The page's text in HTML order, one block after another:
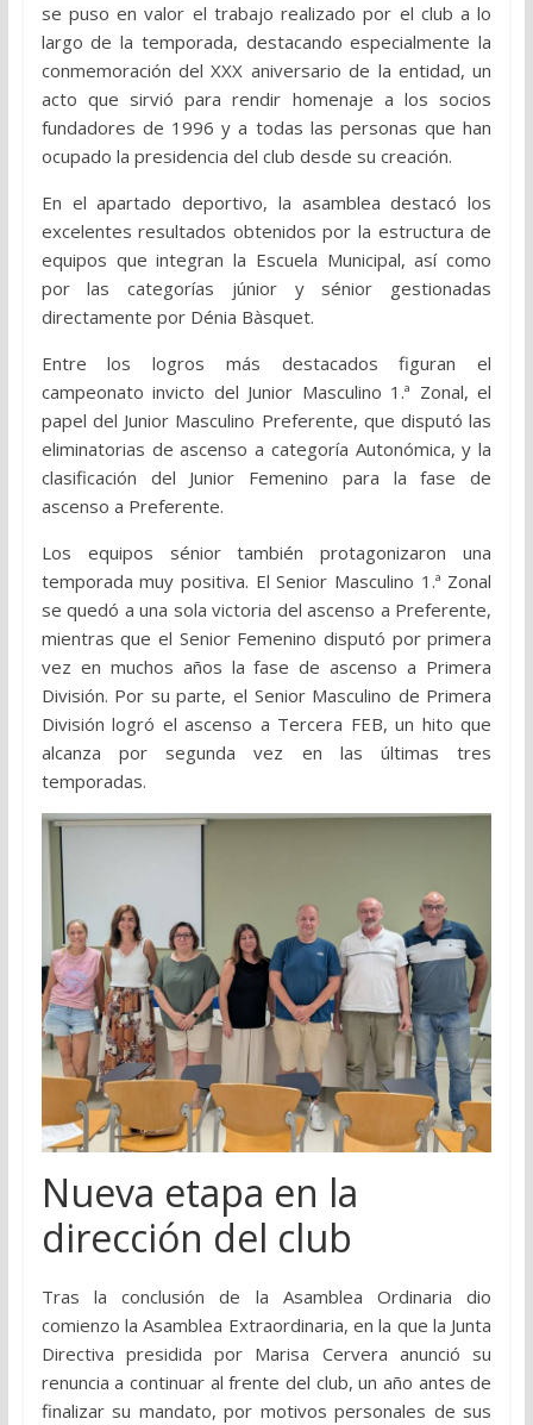
se puso en valor el trabajo realizado por el club a lo
largo de la temporada, destacando especialmente la
conmemoración del XXX aniversario de la entidad, un
acto que sirvió para rendir homenaje a los socios
fundadores de 1996 y a todas las personas que han
ocupado la presidencia del club desde su creación.
En el apartado deportivo, la asamblea destacó los
excelentes resultados obtenidos por la estructura de
equipos que integran la Escuela Municipal, así como
por las categorías júnior y sénior gestionadas
directamente por Dénia Bàsquet.
Entre los logros más destacados figuran el
campeonato invicto del Junior Masculino 1.ª Zonal, el
papel del Junior Masculino Preferente, que disputó las
eliminatorias de ascenso a categoría Autonómica, y la
clasificación del Junior Femenino para la fase de
ascenso a Preferente.
Los equipos sénior también protagonizaron una
temporada muy positiva. El Senior Masculino 1.ª Zonal
se quedó a una sola victoria del ascenso a Preferente,
mientras que el Senior Femenino disputó por primera
vez en muchos años la fase de ascenso a Primera
División. Por su parte, el Senior Masculino de Primera
División logró el ascenso a Tercera FEB, un hito que
alcanza por segunda vez en las últimas tres
temporadas.
Nueva etapa en la
dirección del club
Tras la conclusión de la Asamblea Ordinaria dio
comienzo la Asamblea Extraordinaria, en la que la Junta
Directiva presidida por Marisa Cervera anunció su
renuncia a continuar al frente del club, un año antes de
finalizar su mandato, por motivos personales de sus